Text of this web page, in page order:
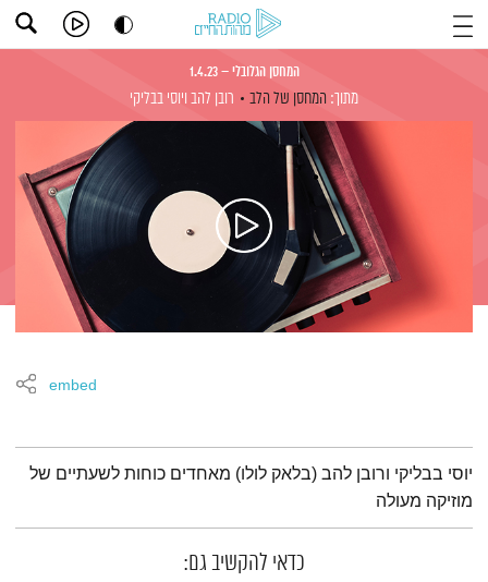
המחסן הגלובלי – 1.4.23
מתוך: המחסן של הלב רובן להב ויוסי בבליקי
embed
תמצית הפודקאסט
יוסי בבליקי ורובן להב (בלאק לולו) מאחדים כוחות לשעתיים של
מוזיקה מעולה
כדאי להקשיב גם: